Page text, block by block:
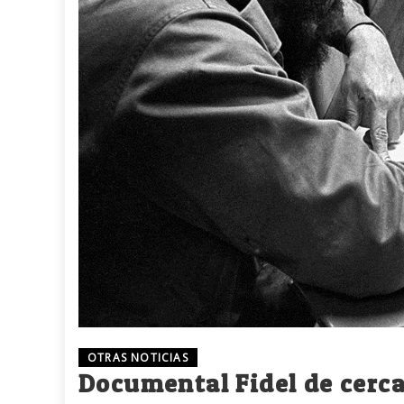
OTRAS NOTICIAS
Documental Fidel de